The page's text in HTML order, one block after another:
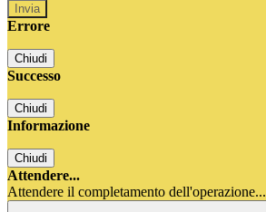
Errore
Chiudi
Successo
Chiudi
Informazione
Chiudi
Attendere...
Attendere il completamento dell'operazione...